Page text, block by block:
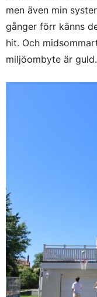
men även min
gånger förr känns
hit. Och
miljöombyte är guld.